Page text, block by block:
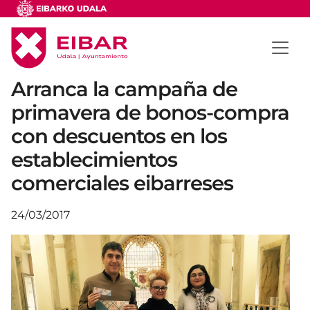
Arranca la campaña de
primavera de bonos-compra
con descuentos en los
establecimientos
comerciales eibarreses
24/03/2017